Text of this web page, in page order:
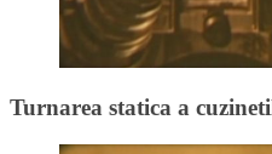
Turnarea statica a